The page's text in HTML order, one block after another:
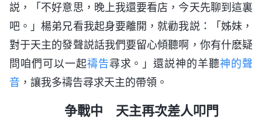
説，「不好意思，晚上我還要看店，今天先聊到這裏
吧。」楊弟兄看我起身要離開，就勸我説：「姊妹，
對于天主的發聲説話我們要留心傾聽啊，你有什麽疑
問咱們可以一起禱告尋求。」還説神的羊聽神的聲
音 ，讓我多禱告尋求天主的帶領。
争戰中 天主再次差人叩門